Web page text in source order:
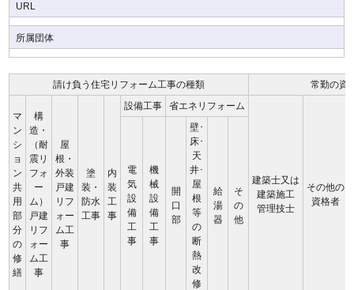
URL
所属団体
請け負う住宅リフォーム工事の種類 常勤の資
マ
ン
シ
ョ
ン
共
用
部
分
の
修
繕
構
造・
（耐
震リ
フォ
ー
ム）
戸建
リフ
ォー
ム工
事
屋
根・
外装
戸建
リフ
ォー
ム工
事
塗
装・
防水
工事
内
装
工
事
設備工事 省エネリフォーム
建築士又は
建築施工
管理技士
その他の
資格者
電
気
設
備
工
事
機
械
設
備
工
事
開
口
部
壁･
床･
天
井･
屋
根
等
の
断
熱
改
修
給
湯
器
そ
の
他